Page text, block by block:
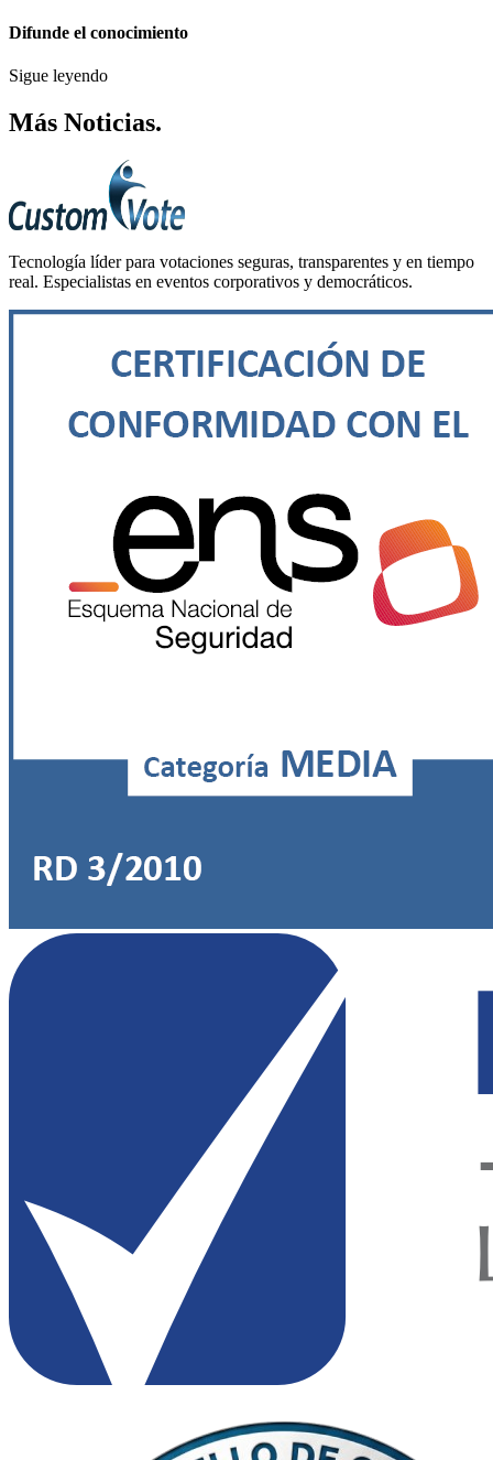
Difunde el conocimiento
Sigue leyendo
Más Noticias.
Tecnología líder para votaciones seguras, transparentes y en tiempo
real. Especialistas en eventos corporativos y democráticos.